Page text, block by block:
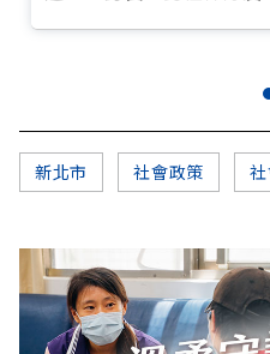
新北市 社會政策